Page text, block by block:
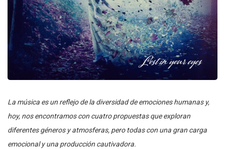
La música es un reflejo de la diversidad de emociones humanas y,
hoy, nos encontramos con cuatro propuestas que exploran
diferentes géneros y atmosferas, pero todas con una gran carga
emocional y una producción cautivadora.